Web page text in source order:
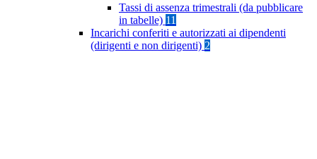
Tassi di assenza trimestrali (da pubblicare
in tabelle) 11
Incarichi conferiti e autorizzati ai dipendenti
(dirigenti e non dirigenti) 2